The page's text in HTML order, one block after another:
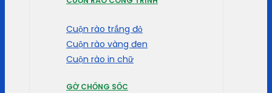
Cuộn rào trắng đỏ
Cuộn rào vàng đen
Cuộn rào in chữ
GỜ CHỐNG SỐC